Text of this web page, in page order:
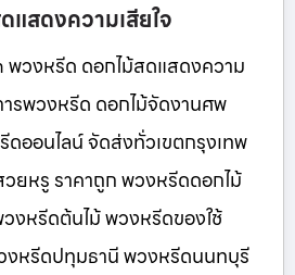
แสดงความเสียใจ
วงหรีด ดอกไม้สดแสดงความ
ารพวงหรีด ดอกไม้จัดงานศพ
ออนไลน์ จัดส่งทั่วเขตกรุงเทพ
ยหรู ราคาถูก พวงหรีดดอกไม้
หรีดต้นไม้ พวงหรีดของใช้
งหรีดปทุมธานี พวงหรีดนนทบุรี